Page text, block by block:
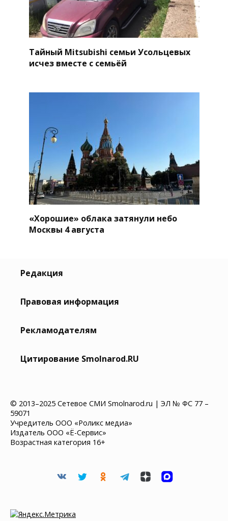
Тайный Mitsubishi семьи Усольцевых
исчез вместе с семьёй
«Хорошие» облака затянули небо
Москвы 4 августа
Редакция
Правовая информация
Рекламодателям
Цитирование Smolnarod.RU
© 2013–2025 Сетевое СМИ Smolnarod.ru | ЭЛ № ФС 77 –
59071
Учредитель ООО «Роликс медиа»
Издатель ООО «Ё-Сервис»
Возрастная категория 16+